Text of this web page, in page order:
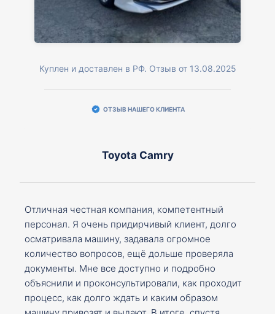
Куплен и доставлен в РФ. Отзыв от 13.08.2025
ОТЗЫВ НАШЕГО КЛИЕНТА
Toyota Camry
Отличная честная компания, компетентный
персонал. Я очень придирчивый клиент, долго
осматривала машину, задавала огромное
количество вопросов, ещё дольше проверяла
документы. Мне все доступно и подробно
объяснили и проконсультировали, как проходит
процесс, как долго ждать и каким образом